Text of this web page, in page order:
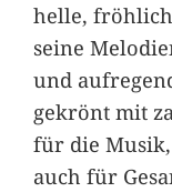
helle,
seine
und
gekrönt mit
für die
auch für